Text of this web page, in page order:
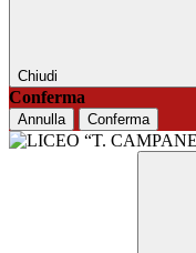
Chiudi
Conferma
Annulla Conferma